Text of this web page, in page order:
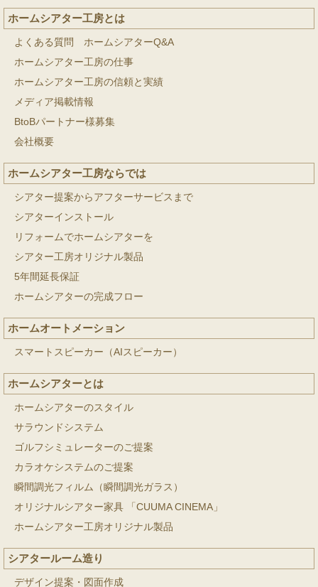
ホームシアター工房とは
よくある質問 ホームシアターQ&A
ホームシアター工房の仕事
ホームシアター工房の信頼と実績
メディア掲載情報
BtoBパートナー様募集
会社概要
ホームシアター工房ならでは
シアター提案からアフターサービスまで
シアターインストール
リフォームでホームシアターを
シアター工房オリジナル製品
5年間延長保証
ホームシアターの完成フロー
ホームオートメーション
スマートスピーカー（AIスピーカー）
ホームシアターとは
ホームシアターのスタイル
サラウンドシステム
ゴルフシミュレーターのご提案
カラオケシステムのご提案
瞬間調光フィルム（瞬間調光ガラス）
オリジナルシアター家具 「CUUMA CINEMA」
ホームシアター工房オリジナル製品
シアタールーム造り
デザイン提案・図面作成